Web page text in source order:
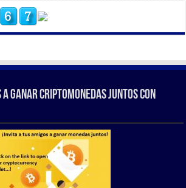
a ganar criptomonedas juntos con